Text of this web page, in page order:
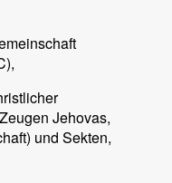
Jehovas,
und Sekten,